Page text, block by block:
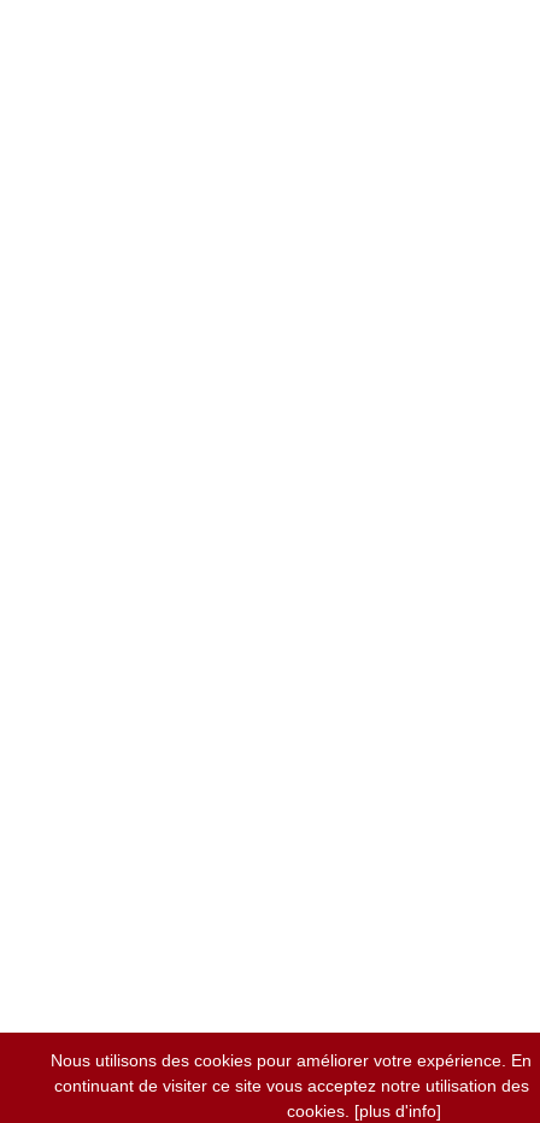
Nous utilisons des cookies pour améliorer votre expérience. En
continuant de visiter ce site vous acceptez notre utilisation des
cookies. [plus d'info]